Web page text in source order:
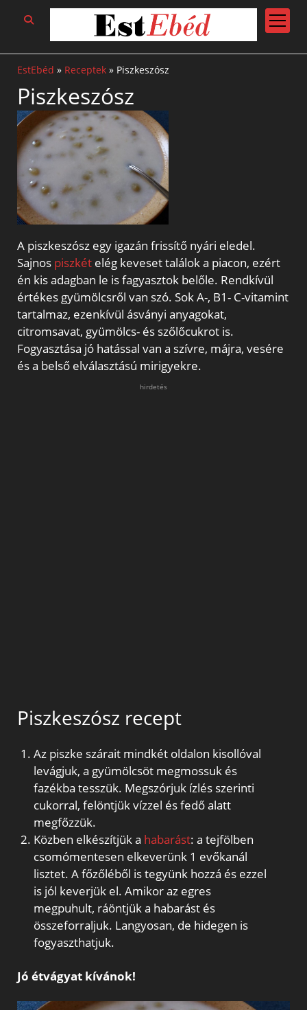
open
menu
EstEbéd » Receptek» Piszkeszósz
Piszkeszósz
A piszkeszósz egy igazán frissítő nyári eledel.
Sajnos piszkételég keveset találok a piacon, ezért
én kis adagban le is fagyasztok belőle. Rendkívül
értékes gyümölcsről van szó. Sok A-, B1- C-vitamint
tartalmaz, ezenkívül ásványi anyagokat,
citromsavat, gyümölcs- és szőlőcukrot is.
Fogyasztása jó hatással van a szívre, májra, vesére
és a belső elválasztású mirigyekre.
hirdetés
Piszkeszósz recept
Az piszke szárait mindkét oldalon kisollóval
levágjuk, a gyümölcsöt megmossuk és
fazékba tesszük. Megszórjuk ízlés szerinti
cukorral, felöntjük vízzel és fedő alatt
megfőzzük.
Közben elkészítjük a habarást: a tejfölben
csomómentesen elkeverünk 1 evőkanál
lisztet. A főzőléből is tegyünk hozzá és ezzel
is jól keverjük el. Amikor az egres
megpuhult, ráöntjük a habarást és
összeforraljuk. Langyosan, de hidegen is
fogyaszthatjuk.
Jó étvágyat kívánok!